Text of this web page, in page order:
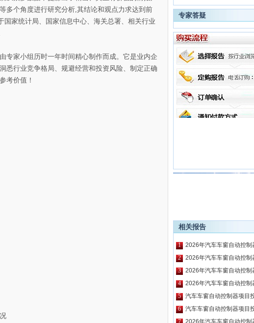
多个角度进行研究分析,其结论和观点力求达到前
家统计局、国家信息中心、海关总署、相关行业
家小组历时一年时间精心制作而成。它是业内企
悉行业竞争格局、规避经营和投资风险、制定正确
考价值！
专家答疑
相关报告
1
2026年汽车车窗自动控制
2
2026年汽车车窗自动控制
报告
3
2026年汽车车窗自动控制
期发展预测报告
4
2026年汽车车窗自动控制
5
汽车车窗自动控制器项目
研及市场前景预测报告
6
汽车车窗自动控制器项目
情及相关技术调研报告
7
2026年汽车车窗自动控制